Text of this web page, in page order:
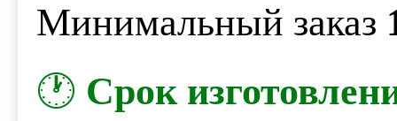
Минимальный заказ
🕐 Срок